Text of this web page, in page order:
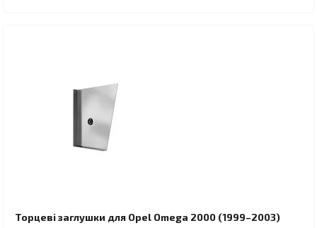
Торцеві заглушки для Opel Omega 2000 (1999–2003)